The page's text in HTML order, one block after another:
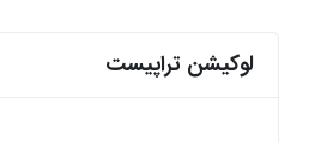
لوکیشن تراپیست